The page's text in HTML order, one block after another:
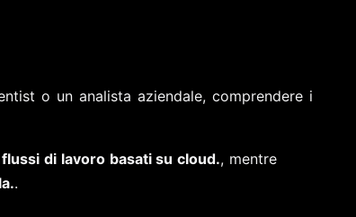
o un analista aziendale, comprendere i
di lavoro basati su cloud., mentre
.